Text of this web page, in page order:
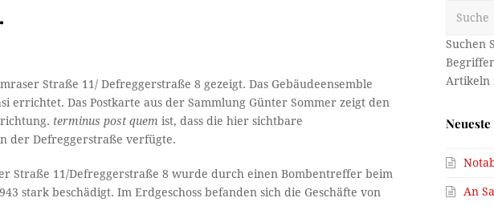
Straße 11/ Defreggerstraße 8 gezeigt. Das Gebäudeensemble
errichtet. Das Postkarte aus der Sammlung Günter Sommer zeigt den
terminus post quemist, dass die hier sichtbare
der Defreggerstraße verfügte.
Straße 11/Defreggerstraße 8 wurde durch einen Bombentreffer beim
stark beschädigt. Im Erdgeschoss befanden sich die Geschäfte von
An